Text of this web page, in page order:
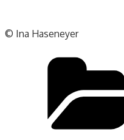
© Ina Haseneyer